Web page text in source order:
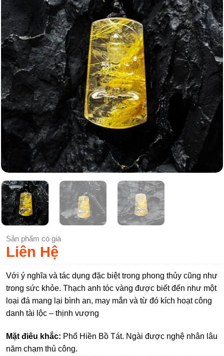
Sản phẩm có giá
Liên Hệ
Với ý nghĩa và tác dụng đặc biệt trong phong thủy cũng như
trong sức khỏe. Thạch anh tóc vàng được biết đến như một
loại đá mang lại bình an, may mắn và từ đó kích hoạt công
danh tài lộc – thịnh vượng
Mặt điêu khắc: Phổ Hiền Bồ Tát. Ngài được nghệ nhân lâu
năm chạm thủ công.